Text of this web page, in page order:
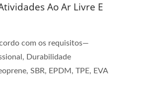
Ao Ar Livre E
com os requisitos—
Durabilidade
SBR, EPDM, TPE, EVA